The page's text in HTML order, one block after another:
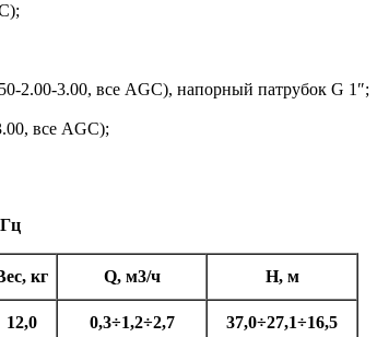
2.00-3.00, все AGC), напорный патрубок G 1″;
все AGC);
кг Q, м3/ч H, м
12,0 0,3÷1,2÷2,7 37,0÷27,1÷16,5